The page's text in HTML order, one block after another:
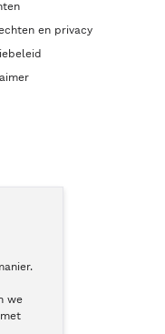
we
en privacy